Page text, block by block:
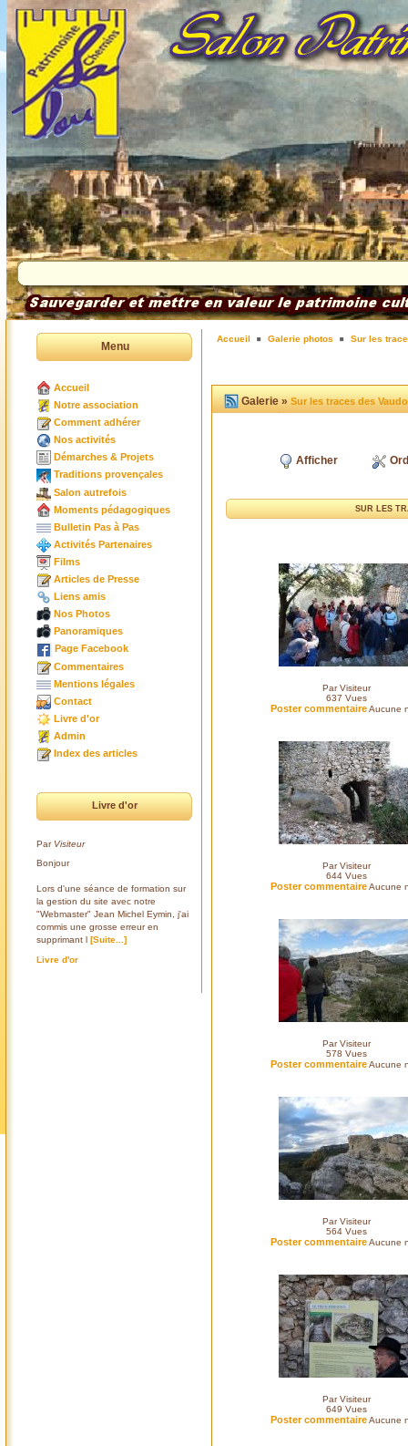
Menu
Accueil
Notre association
Comment adhérer
Nos activités
Démarches & Projets
Traditions provençales
Salon autrefois
Moments pédagogiques
Bulletin Pas à Pas
Activités Partenaires
Films
Articles de Presse
Liens amis
Nos Photos
Panoramiques
Page Facebook
Commentaires
Mentions légales
Contact
Livre d'or
Admin
Index des articles
Livre d'or
Par Visiteur
Bonjour
Lors d'une séance de formation sur
la gestion du site avec notre
"Webmaster" Jean Michel Eymin, j'ai
commis une grosse erreur en
supprimant l [Suite...]
Livre d'or
Accueil Galerie photos Sur les
Galerie »Sur les traces des
Afficher
SUR LES
Par Visiteur
637 Vues
Poster commentaireAucune
Par Visiteur
644 Vues
Poster commentaireAucune
Par Visiteur
578 Vues
Poster commentaireAucune
Par Visiteur
564 Vues
Poster commentaireAucune
Par Visiteur
649 Vues
Poster commentaireAucune